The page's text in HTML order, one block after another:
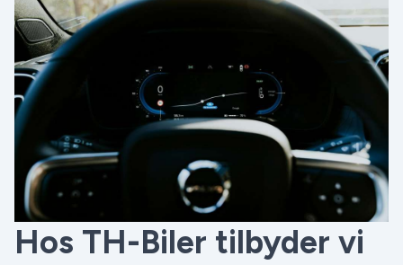
Hos TH-Biler tilbyder vi